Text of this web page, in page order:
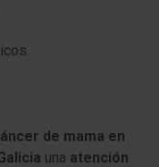
de mama en
una atención